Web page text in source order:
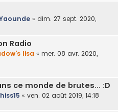
« dim. 27 sept. 2020,
Radio
lisa « mer. 08 avr. 2020,
ce monde de brutes... :D
« ven. 02 août 2019, 14:18